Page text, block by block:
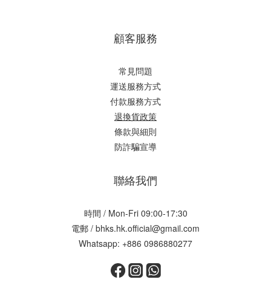
顧客服務
常見問題
運送服務方式
付款服務方式
退換貨政策
條款與細則
防詐騙宣導
聯絡我們
時間 / Mon-Fri 09:00-17:30
電郵 / bhks.hk.official@gmail.com
Whatsapp: +886 0986880277